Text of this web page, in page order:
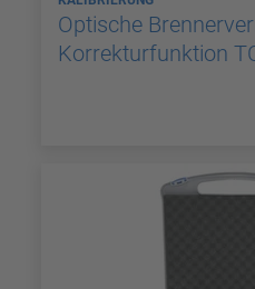
Optische
Korrekturfunktion